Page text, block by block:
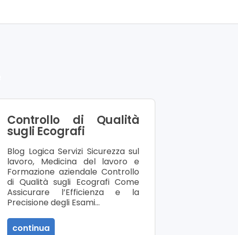
Controllo di Qualità
sugli Ecografi
Blog Logica Servizi Sicurezza sul
lavoro, Medicina del lavoro e
Formazione aziendale Controllo
di Qualità sugli Ecografi Come
Assicurare l’Efficienza e la
Precisione degli Esami…
continua